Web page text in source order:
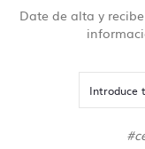
Date de alta y